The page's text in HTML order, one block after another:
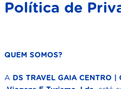
Política de
QUEM SOMOS?
A DS TRAVEL GAIA CENTRO